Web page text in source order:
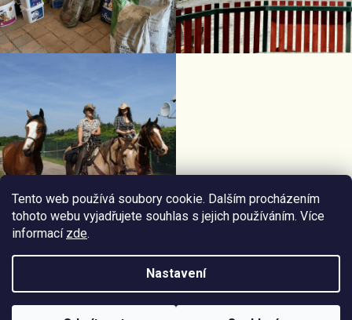
Tento web používá soubory cookie. Dalším procházením
tohoto webu vyjadřujete souhlas s jejich používáním. Více
informací zde.
Nastavení